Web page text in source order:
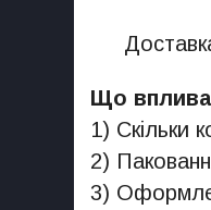
Що
1) Скільки
2)
3)